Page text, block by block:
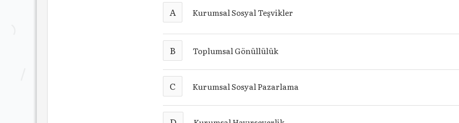
A Kurumsal Sosyal Teşvikler
B Toplumsal Gönüllülük
C Kurumsal Sosyal Pazarlama